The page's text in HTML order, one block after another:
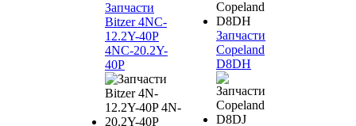
Запчасти
Bitzer 4NC-
12.2Y-40P
4NC-20.2Y-
40P
Запчасти
Copeland
D8DH